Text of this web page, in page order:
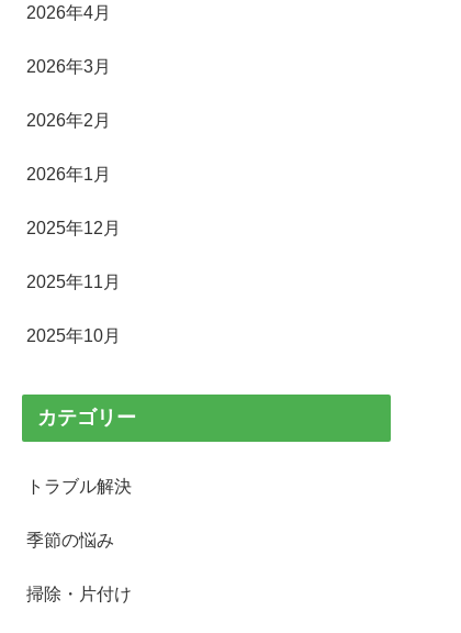
2026年4月
2026年3月
2026年2月
2026年1月
2025年12月
2025年11月
2025年10月
カテゴリー
トラブル解決
季節の悩み
掃除・片付け